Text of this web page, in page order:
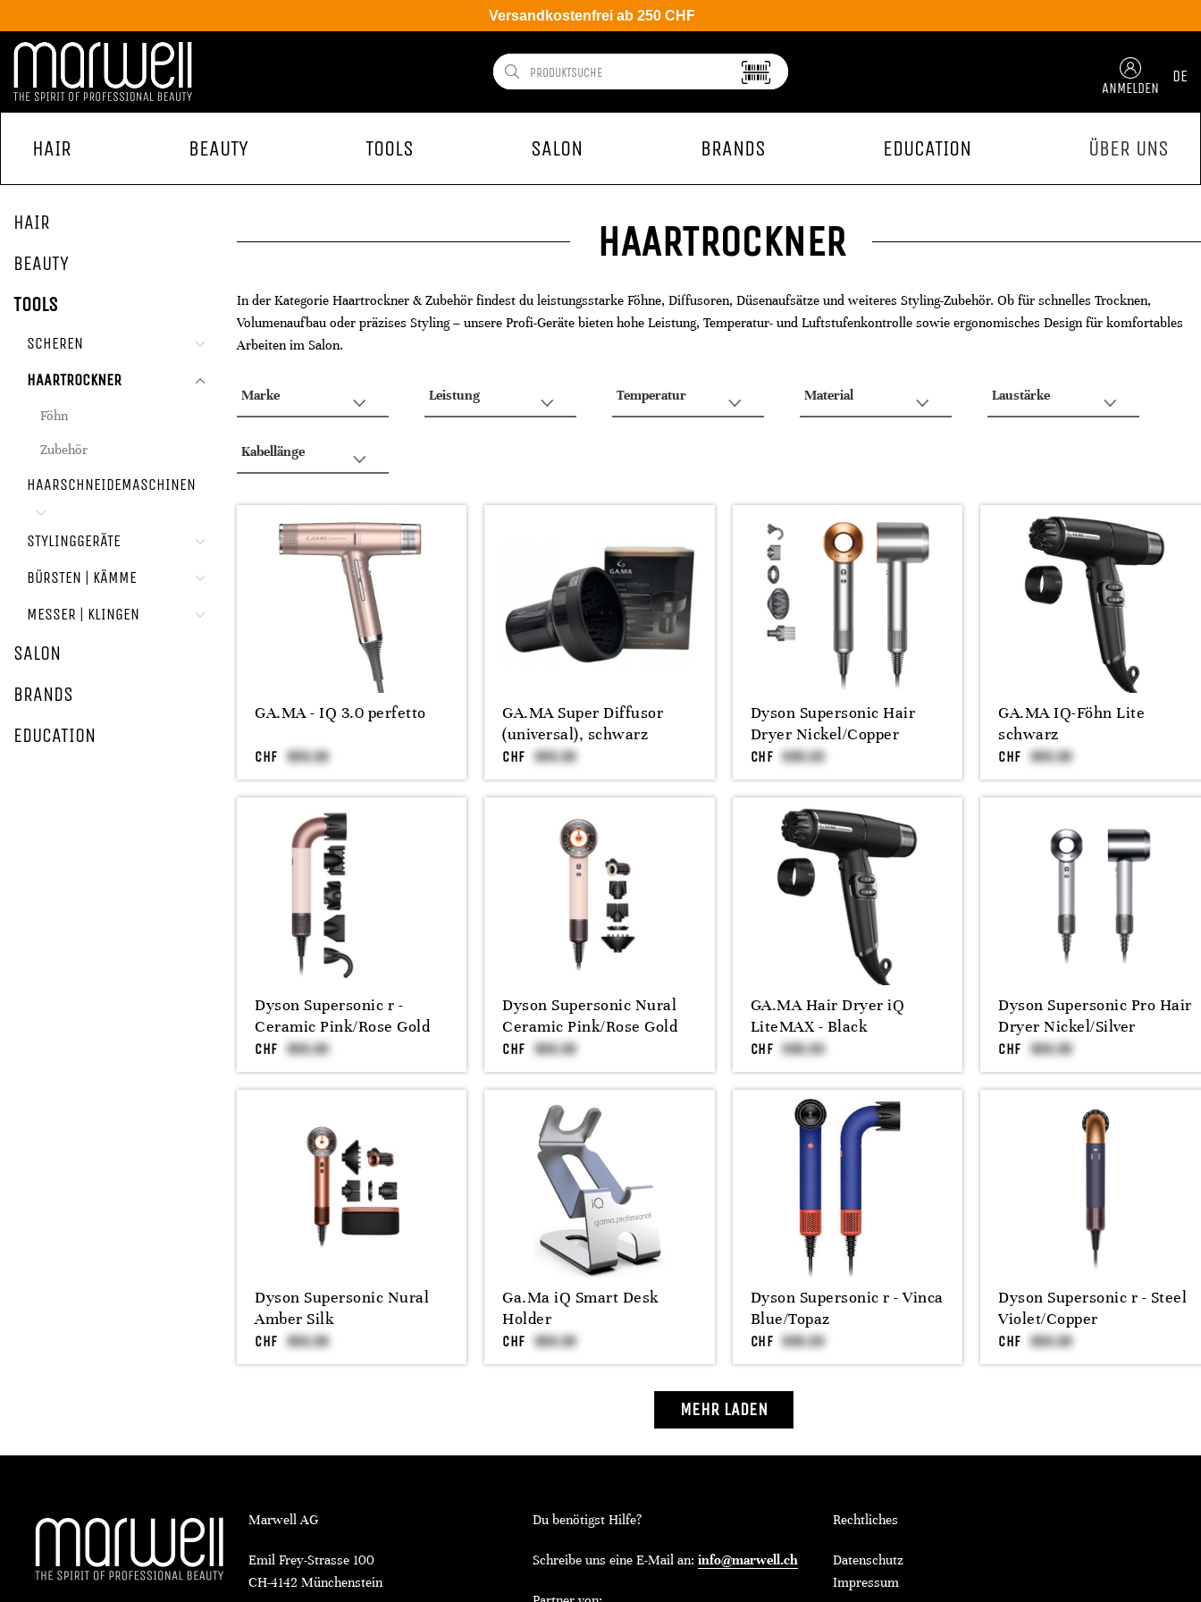
Versandkostenfrei ab 250 CHF
ANMELDEN
DE
HAIR BEAUTY TOOLS SALON BRANDS EDUCATION ÜBER UNS
HAIR
BEAUTY
TOOLS
SCHEREN
HAARTROCKNER
Föhn
Zubehör
HAARSCHNEIDEMASCHINEN
STYLINGGERÄTE
BÜRSTEN | KÄMME
MESSER | KLINGEN
SALON
BRANDS
EDUCATION
HAARTROCKNER
In der Kategorie Haartrockner & Zubehör findest du leistungsstarke Föhne, Diffusoren, Düsenaufsätze und weiteres Styling-Zubehör. Ob für schnelles Trocknen,
Volumenaufbau oder präzises Styling – unsere Profi-Geräte bieten hohe Leistung, Temperatur- und Luftstufenkontrolle sowie ergonomisches Design für komfortables
Arbeiten im Salon.
Marke Leistung Temperatur Material Laustärke
Kabellänge
GA.MA - IQ 3.0 perfetto
CHF
GA.MA Super Diffusor
(universal), schwarz
CHF
Dyson Supersonic Hair
Dryer Nickel/Copper
CHF
GA.MA IQ-Föhn Lite
schwarz
CHF
Dyson Supersonic r -
Ceramic Pink/Rose Gold
CHF
Dyson Supersonic Nural
Ceramic Pink/Rose Gold
CHF
GA.MA Hair Dryer iQ
LiteMAX - Black
CHF
Dyson Supersonic Pro Hair
Dryer Nickel/Silver
CHF
Dyson Supersonic Nural
Amber Silk
CHF
Ga.Ma iQ Smart Desk
Holder
CHF
Dyson Supersonic r - Vinca
Blue/Topaz
CHF
Dyson Supersonic r - Steel
Violet/Copper
CHF
MEHR LADEN
Marwell AG
Emil Frey-Strasse 100
CH-4142 Münchenstein
Du benötigst Hilfe?
Schreibe uns eine E-Mail an: info@marwell.ch
Rechtliches
Datenschutz
Impressum